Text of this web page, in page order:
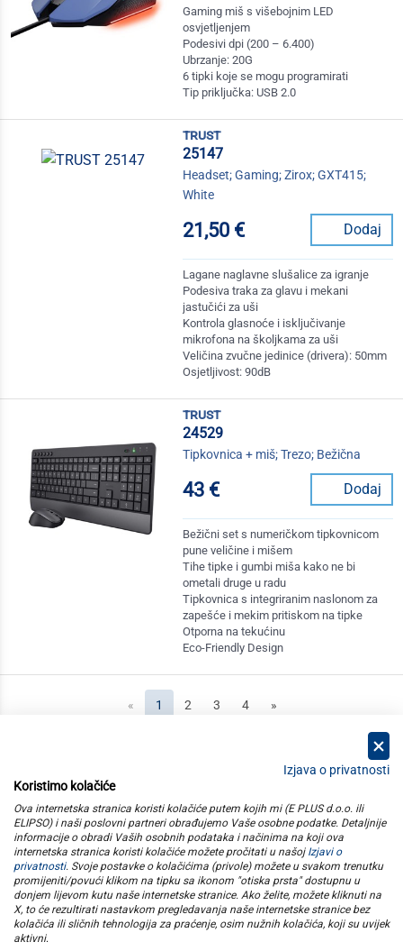
Gaming miš s višebojnim LED
osvjetljenjem
Podesivi dpi (200 – 6.400)
Ubrzanje: 20G
6 tipki koje se mogu programirati
Tip priključka: USB 2.0
trust
25147
Headset; Gaming; Zirox; GXT415;
White
21,50 € Dodaj
Lagane naglavne slušalice za igranje
Podesiva traka za glavu i mekani
jastučići za uši
Kontrola glasnoće i isključivanje
mikrofona na školjkama za uši
Veličina zvučne jedinice (drivera): 50mm
Osjetljivost: 90dB
trust
24529
Tipkovnica + miš; Trezo; Bežična
43 € Dodaj
Bežični set s numeričkom tipkovnicom
pune veličine i mišem
Tihe tipke i gumbi miša kako ne bi
ometali druge u radu
Tipkovnica s integriranim naslonom za
zapešće i mekim pritiskom na tipke
Otporna na tekućinu
Eco-Friendly Design
« 1 (current)
2 3 4 »
kategorije
elipso
informacije
pratite nas
Izjava o privatnosti
Koristimo kolačiće
Ova internetska stranica koristi kolačiće putem kojih mi (E PLUS d.o.o. ili
ELIPSO) i naši poslovni partneri obrađujemo Vaše osobne podatke. Detaljnije
informacije o obradi Vaših osobnih podataka i načinima na koji ova
internetska stranica koristi kolačiće možete pročitati u našoj Izjavi o
privatnosti. Svoje postavke o kolačićima (privole) možete u svakom trenutku
promijeniti/povući klikom na tipku sa ikonom "otiska prsta" dostupnu u
donjem lijevom kutu naše internetske stranice. Ako želite, možete kliknuti na
X, to će rezultirati nastavkom pregledavanja naše internetske stranice bez
kolačića ili sličnih tehnologija za praćenje, osim nužnih kolačića, koji su uvijek
aktivni.